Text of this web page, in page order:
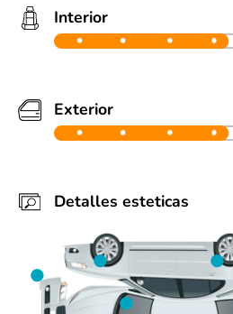
Llantas
90%
90%
90%
Interior
Exterior
despostillado (reparación no es
• Facia delantera
• Salpicadero
• Puerta
• Costado
Detalles esteticas